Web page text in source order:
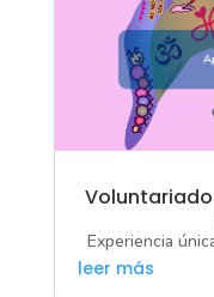
Experiencia
leer más